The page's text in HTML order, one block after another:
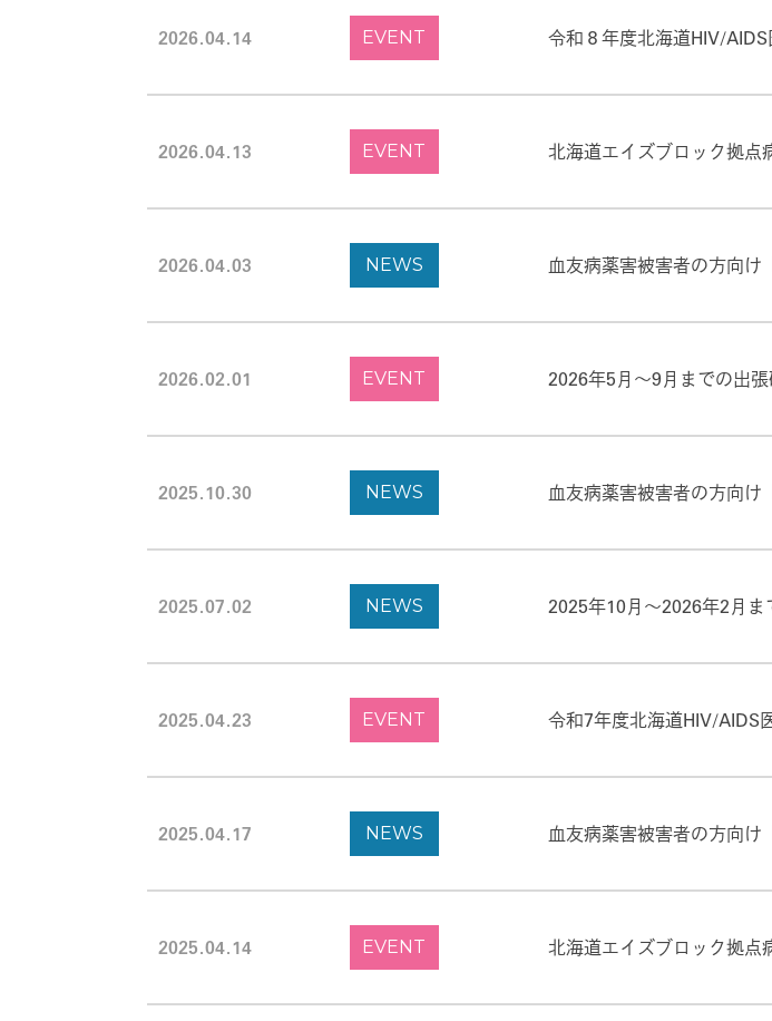
患者さんの日常生活について
HIVの感染予防について
北海道・日本・世界のHIV状況
北海道大学病院について
歯科治療について
血友病薬害被害者の方へ
2026.04.14 EVENT 令和８年度北海道HIV/
2026.04.13 EVENT 北海道エイズブロック拠
2026.04.03 NEWS 血友病薬害被害者の方向け
2026.02.01 EVENT 2026年5月～9月までの出張
2025.10.30 NEWS 血友病薬害被害者の方向け
2025.07.02 NEWS 2025年10月～2026年2月ま
2025.04.23 EVENT 令和7年度北海道HIV/AIDS
2025.04.17 NEWS 血友病薬害被害者の方向け
2025.04.14 EVENT 北海道エイズブロック拠